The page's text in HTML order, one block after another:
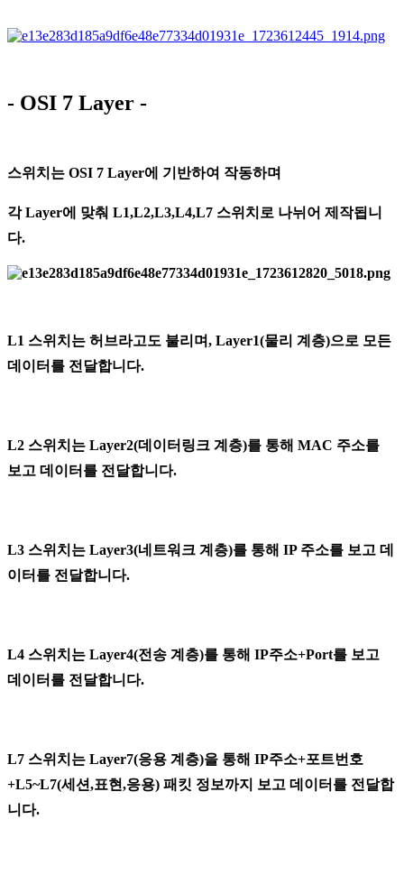
- OSI 7 Layer -
스위치는 OSI 7 Layer에 기반하여 작동하며
각 Layer에 맞춰 L1,L2,L3,L4,L7 스위치로 나뉘어 제작됩니
다.
L1 스위치는 허브라고도 불리며, Layer1(물리 계층)으로 모든
데이터를 전달합니다.
L2 스위치는 Layer2(데이터링크 계층)를 통해 MAC 주소를
보고 데이터를 전달합니다.
L3 스위치는 Layer3(네트워크 계층)를 통해 IP 주소를 보고 데
이터를 전달합니다.
L4 스위치는 Layer4(전송 계층)를 통해 IP주소+Port를 보고
데이터를 전달합니다.
L7 스위치는 Layer7(응용 계층)을 통해 IP주소+포트번호
+L5~L7(세션,표현,응용) 패킷 정보까지 보고 데이터를 전달합
니다.